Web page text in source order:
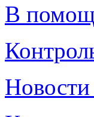
В
Новости